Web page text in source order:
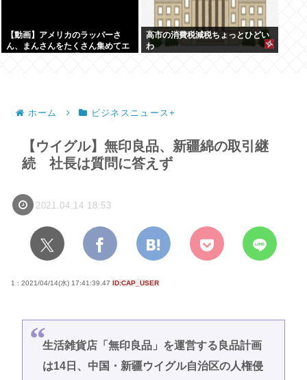
【動画】アメリカのラッパーさ
ん、まんさんをたくさん集めてエ
高市の消費税減税ちょっとひどい
わ
ホーム ビジネスニュース+
【ウイグル】無印良品、新疆綿の取引継
続 社長は質問に答えず
2021.04.14 18:53
1 : 2021/04/14(水) 17:41:39.47 ID:CAP_USER
生活雑貨店「無印良品」を運営する良品計画
は14日、中国・新疆ウイグル自治区の人権侵